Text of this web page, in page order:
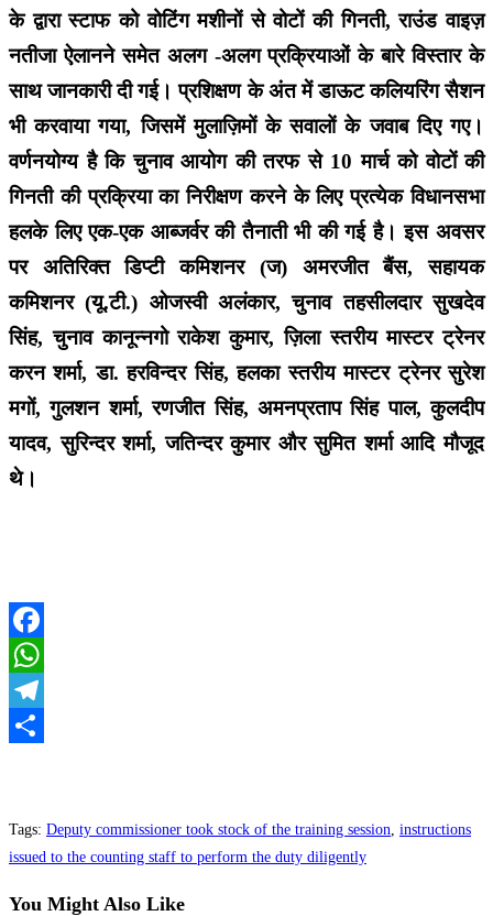
के द्वारा स्टाफ को वोटिंग मशीनों से वोटों की गिनती, राउंड वाइज़
नतीजा ऐलानने समेत अलग -अलग प्रक्रियाओं के बारे विस्तार के
साथ जानकारी दी गई। प्रशिक्षण के अंत में डाऊट कलियरिंग सैशन
भी करवाया गया, जिसमें मुलाज़िमों के सवालों के जवाब दिए गए।
वर्णनयोग्य है कि चुनाव आयोग की तरफ से 10 मार्च को वोटों की
गिनती की प्रक्रिया का निरीक्षण करने के लिए प्रत्येक विधानसभा
हलके लिए एक-एक आब्जर्वर की तैनाती भी की गई है। इस अवसर
पर अतिरिक्त डिप्टी कमिशनर (ज) अमरजीत बैंस, सहायक
कमिशनर (यू.टी.) ओजस्वी अलंकार, चुनाव तहसीलदार सुखदेव
सिंह, चुनाव कानून्नगो राकेश कुमार, ज़िला स्तरीय मास्टर ट्रेनर
करन शर्मा, डा. हरविन्दर सिंह, हलका स्तरीय मास्टर ट्रेनर सुरेश
मगों, गुलशन शर्मा, रणजीत सिंह, अमनप्रताप सिंह पाल, कुलदीप
यादव, सुरिन्दर शर्मा, जतिन्दर कुमार और सुमित शर्मा आदि मौजूद
थे।
Facebook
WhatsApp
Telegram
Tags: Deputy commissioner took stock of the training session instructions
issued to the counting staff to perform the duty diligently
You Might Also Like